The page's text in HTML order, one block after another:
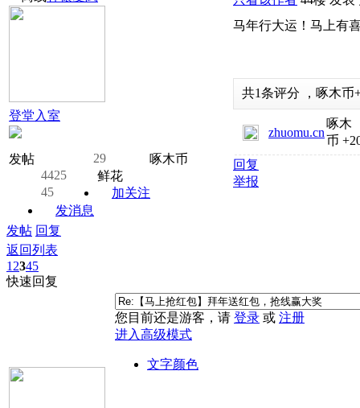
登堂入室
发帖 29
啄木币
4425
鲜花
45
加关注
发消息
马年行大运！马上有
共1条评分 ， 啄木币
zhuomu.cn
啄木
币
回复
举报
发帖 回复
返回列表
1 2345
快速回复
您目前还是游客，请 登录 或 注册
进入高级模式
文字颜色